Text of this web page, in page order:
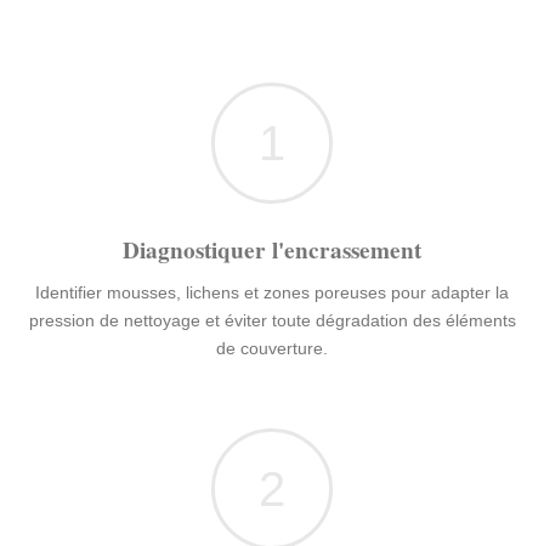
1
Diagnostiquer l'encrassement
Identifier mousses, lichens et zones poreuses pour adapter la
pression de nettoyage et éviter toute dégradation des éléments
de couverture.
2